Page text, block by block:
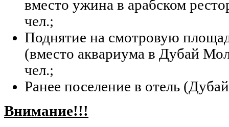
вместо ужина в арабском
чел.;
Поднятие на смотровую
(вместо аквариума в Дубай
чел.;
Ранее поселение в отель
Внимание!!!